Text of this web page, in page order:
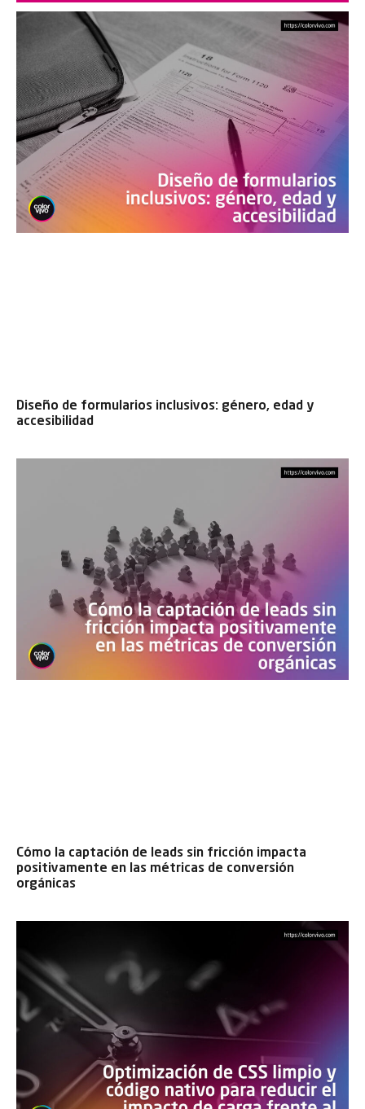
Diseño de formularios inclusivos: género, edad y
accesibilidad
Cómo la captación de leads sin fricción impacta
positivamente en las métricas de conversión
orgánicas